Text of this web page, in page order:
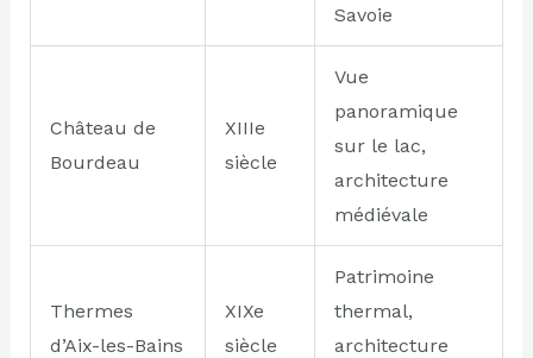
Savoie
Château de
Bourdeau
XIIIe
siècle
Vue
panoramique
sur le lac,
architecture
médiévale
Thermes
d’Aix-les-Bains
XIXe
siècle
Patrimoine
thermal,
architecture